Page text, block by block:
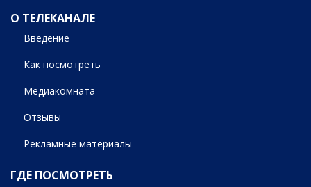
О ТЕЛЕКАНАЛЕ
Введение
Как посмотреть
Медиакомната
Отзывы
Рекламные материалы
ГДЕ ПОСМОТРЕТЬ